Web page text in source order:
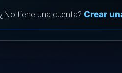
¿No tiene una cuenta? Crear